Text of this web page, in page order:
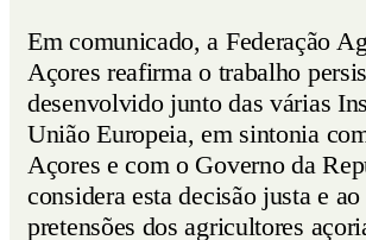
Em comunicado, a Federação
Açores reafirma o trabalho
desenvolvido junto das várias
União Europeia, em sintonia
Açores e com o Governo da
considera esta decisão justa e
pretensões dos agricultores